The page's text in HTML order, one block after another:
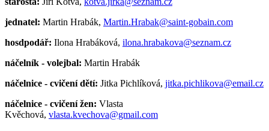
jednatel: Martin Hrabák, Martin.Hrabak@saint-gobain.com
hosdpodář: Ilona Hrabáková, ilona.hrabakova@seznam.cz
náčelník - volejbal: Martin Hrabák
náčelnice - cvičení dětí: Jitka Pichlíková, jitka.pichlikova@email.cz
náčelnice - cvičení žen: Vlasta
Kvěchová, vlasta.kvechova@gmail.com